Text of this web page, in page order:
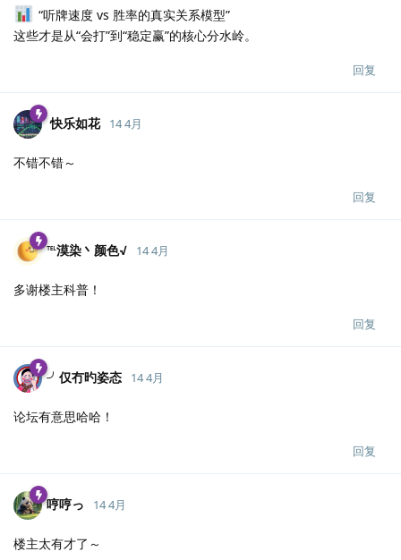
“听牌速度 vs 胜率的真实关系模型”
这些才是从“会打”到“稳定赢”的核心分水岭。
回复
快乐如花 14 4月
不错不错～
回复
℡漠染丶颜色√ 14 4月
多谢楼主科普！
回复
╯仅冇旳姿态 14 4月
论坛有意思哈哈！
回复
哼哼っ 14 4月
楼主太有才了～